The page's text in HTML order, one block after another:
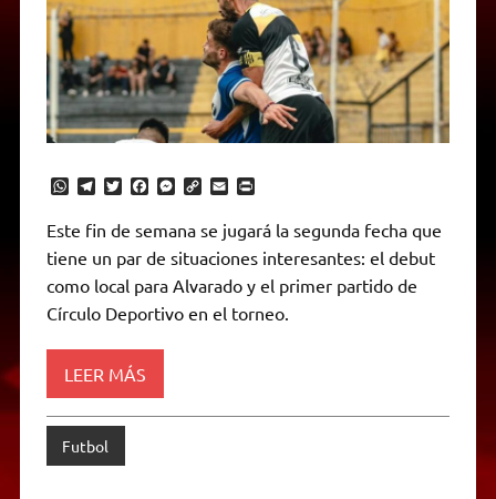
W
t
s
p
p
T
l
e
g
r
a
m
T
t
t
e
r
F
e
b
o
k
M
s
e
n
g
e
C
y
L
n
k
E
i
l
P
n
t
r
i
Este fin de semana se jugará la segunda fecha que
tiene un par de situaciones interesantes: el debut
como local para Alvarado y el primer partido de
Círculo Deportivo en el torneo.
LEER MÁS
Futbol